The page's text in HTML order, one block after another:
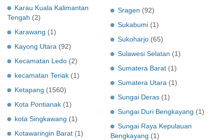
Karau Kuala Kalimantan
Tengah (2)
Karawang (1)
Kayong Utara (92)
Kecamatan Ledo (2)
kecamatan Teriak (1)
Ketapang (1560)
Kota Pontianak (1)
kota Singkawang (1)
Kotawaringin Barat (1)
Sragen (92)
Sukabumi (1)
Sukoharjo (65)
Sulawesi Selatan (1)
Sumatera Barat (1)
Sumatera Utara (1)
Sungai Deras (1)
Sungai Duri Bengkayang (1)
Sungai Raya Kepulauan
Bengkayang (1)